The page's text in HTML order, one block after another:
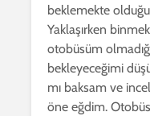
beklemekte
Yaklaşırken
otobüsüm
bekleyeceğimi
mı baksam ve
öne eğdim.